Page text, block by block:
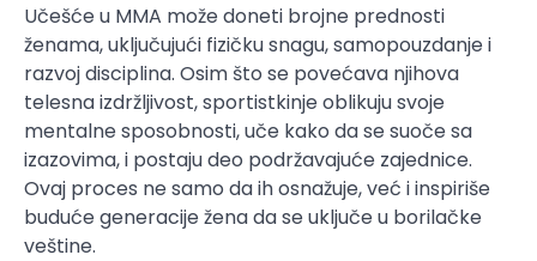
Učešće u MMA može doneti brojne prednosti
ženama, uključujući fizičku snagu, samopouzdanje i
razvoj disciplina. Osim što se povećava njihova
telesna izdržljivost, sportistkinje oblikuju svoje
mentalne sposobnosti, uče kako da se suoče sa
izazovima, i postaju deo podržavajuće zajednice.
Ovaj proces ne samo da ih osnažuje, već i inspiriše
buduće generacije žena da se uključe u borilačke
veštine.